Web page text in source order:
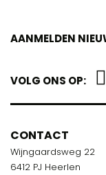
AANMELDEN
VOLG ONS OP:
CONTACT
Wijngaardsweg 22
6412 PJ Heerlen